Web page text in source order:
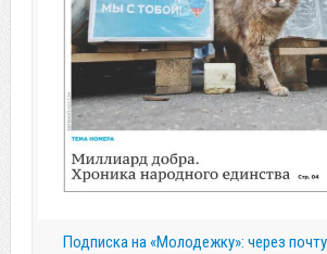
Подписка на «Молодежку»: через